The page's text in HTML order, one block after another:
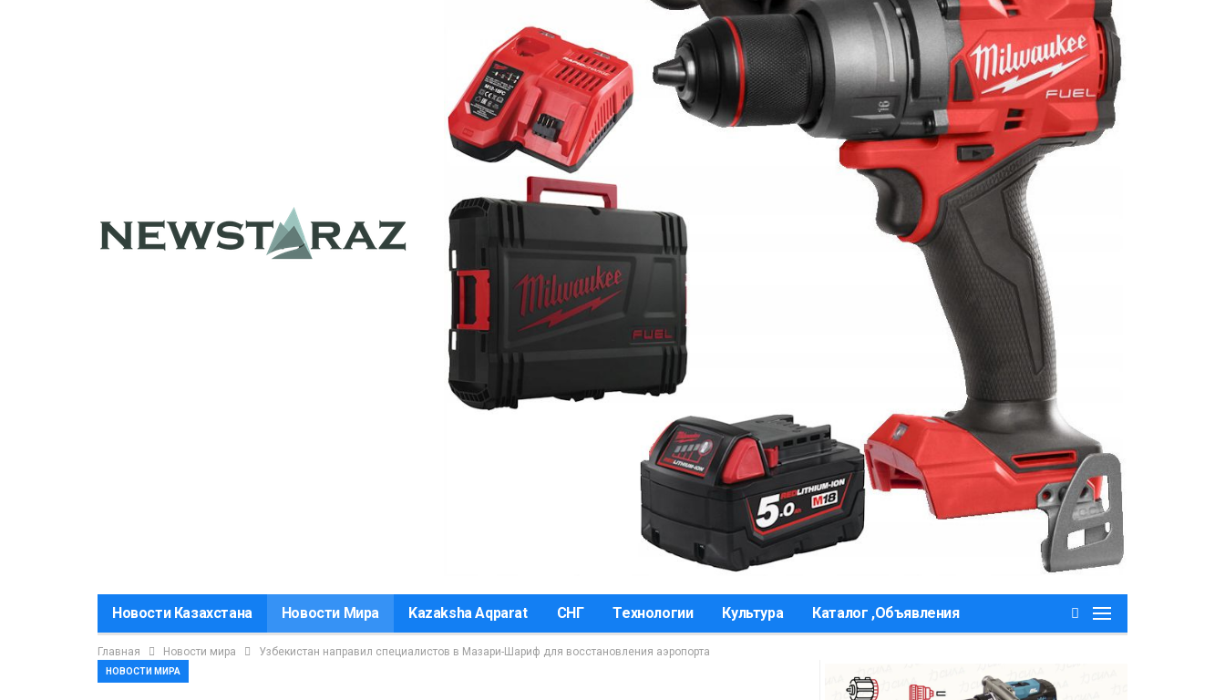
Новости Казахстана Новости Мира Kazaksha Aqparat СНГ Технологии Культура Каталог ,Объявления
Главная Новости мира Узбекистан направил специалистов в Мазари-Шариф для восстановления аэропорта
НОВОСТИ МИРА